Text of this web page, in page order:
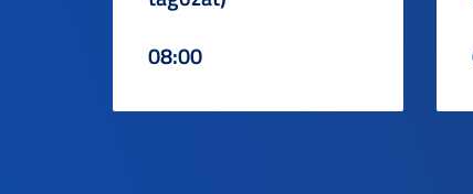
08:00